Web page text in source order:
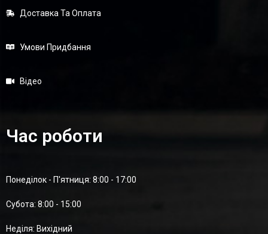
Доставка Та Оплата
Умови Придбання
Відео
Час роботи
Понеділок - П'ятниця: 8:00 - 17:00
Суботa: 8:00 - 15:00
Неділя: Вихідний